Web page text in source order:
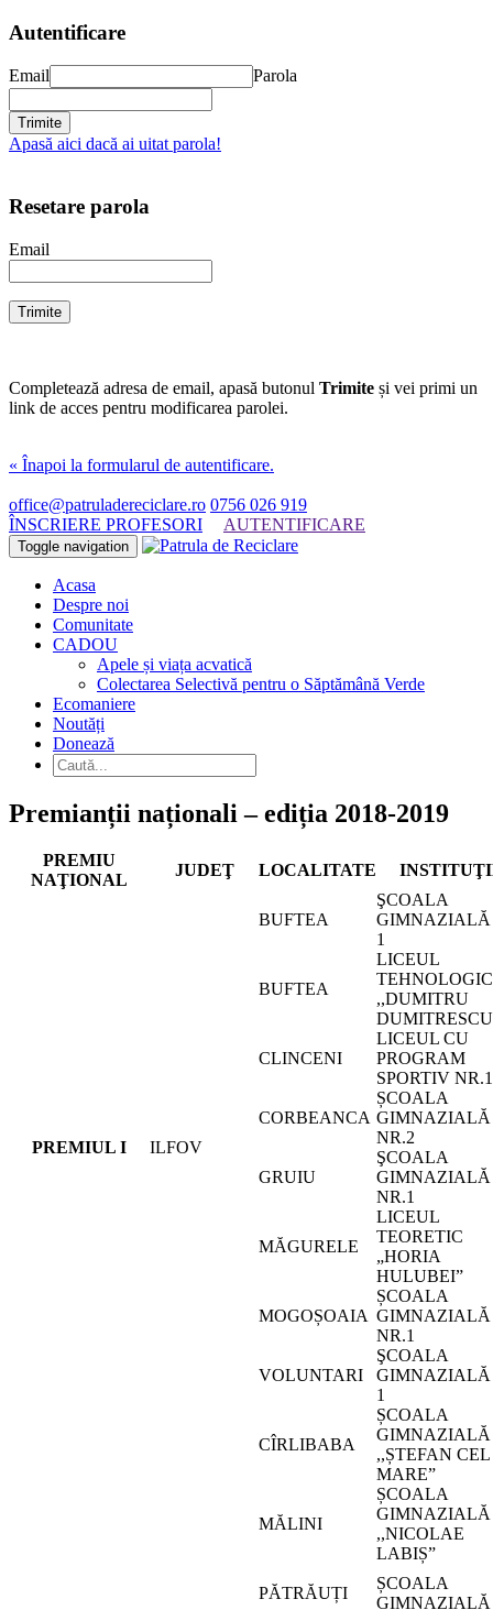
Autentificare
Email Parola
Apasă aici dacă ai uitat parola!
Resetare parola
Email
Completează adresa de email, apasă butonul Trimite și vei primi un
link de acces pentru modificarea parolei.
« Înapoi la formularul de autentificare.
office@patruladereciclare.ro 0756 026 919
ÎNSCRIERE PROFESORI
AUTENTIFICARE
Toggle navigation
Acasa
Despre noi
Comunitate
CADOU
Apele și viața acvatică
Colectarea Selectivă pentru o Săptămână Verde
Ecomaniere
Noutăți
Donează
Premianții naționali – ediția 2018-2019
PREMIU
NAŢIONAL
JUDEŢ LOCALITATE
PREMIUL I ILFOV
BUFTEA
ŞCOALA
GIMNAZIALĂ
1
BUFTEA
LICEUL
TEHNOLOGIC
,,DUMITRU
CLINCENI
LICEUL CU
PROGRAM
SPORTIV NR.1
CORBEANCA
ȘCOALA
GIMNAZIALĂ
NR.2
GRUIU
ŞCOALA
GIMNAZIALĂ
NR.1
MĂGURELE
LICEUL
TEORETIC
„HORIA
HULUBEI”
MOGOȘOAIA
ȘCOALA
GIMNAZIALĂ
NR.1
VOLUNTARI
ŞCOALA
GIMNAZIALĂ
1
CÎRLIBABA
ȘCOALA
GIMNAZIALĂ
,,ȘTEFAN CEL
MARE”
MĂLINI
ȘCOALA
GIMNAZIALĂ
,,NICOLAE
LABIȘ”
PĂTRĂUȚI
ȘCOALA
GIMNAZIALĂ